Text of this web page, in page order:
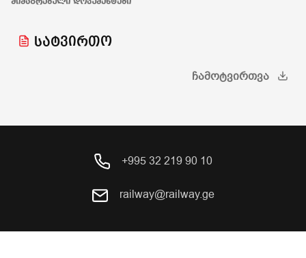
ᲛᲘᲛᲐᲒᲠᲔᲑᲣᲚᲘ ᲓᲝᲙᲣᲛᲔᲜᲢᲔᲑᲘ
სატვირთო
ᲩᲐᲛᲝᲢᲕᲘᲠᲗᲕᲐ
+995 32 219 90 10
railway@railway.ge